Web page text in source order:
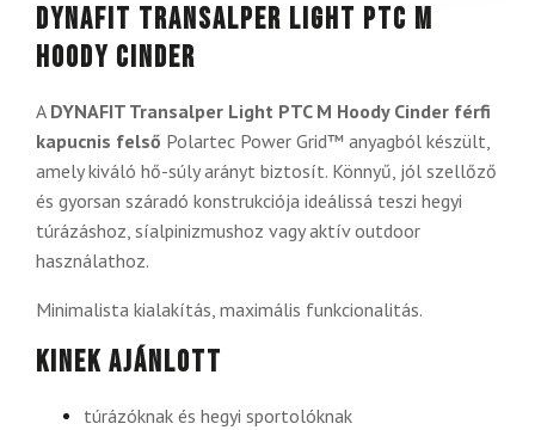
DYNAFIT Transalper Light PTC M
Hoody Cinder
A DYNAFIT Transalper Light PTC M Hoody Cinder férfi
kapucnis felső Polartec Power Grid™ anyagból készült,
amely kiváló hő-súly arányt biztosít. Könnyű, jól szellőző
és gyorsan száradó konstrukciója ideálissá teszi hegyi
túrázáshoz, síalpinizmushoz vagy aktív outdoor
használathoz.
Minimalista kialakítás, maximális funkcionalitás.
Kinek ajánlott
túrázóknak és hegyi sportolóknak